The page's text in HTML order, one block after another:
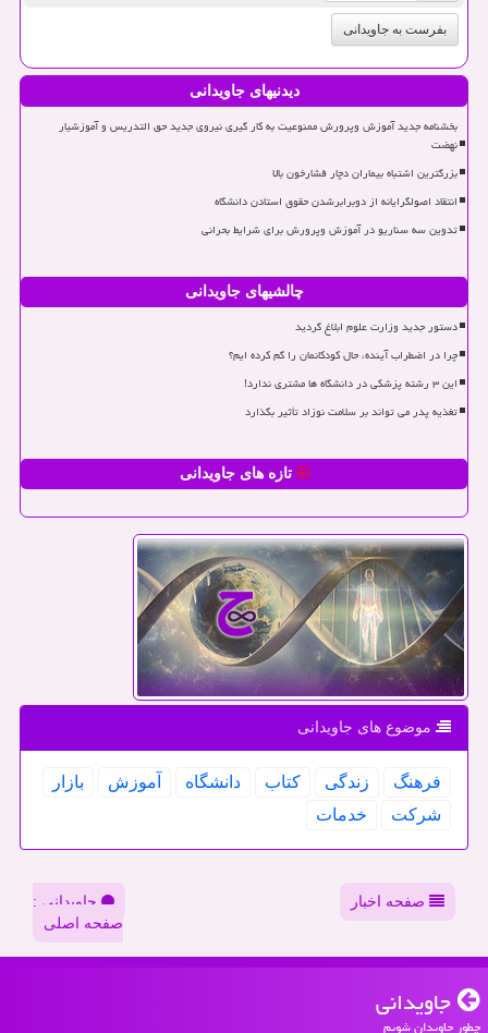
بفرست به جاویدانی
دیدنیهای جاویدانی
بخشنامه جدید آموزش وپرورش ممنوعیت به کار گیری نیروی جدید حق التدریس و آموزشیار
نهضت
بزرگترین اشتباه بیماران دچار فشارخون بالا
انتقاد اصولگرایانه از دوبرابرشدن حقوق استادن دانشگاه
تدوین سه سناریو در آموزش وپرورش برای شرایط بحرانی
چالشیهای جاویدانی
دستور جدید وزارت علوم ابلاغ گردید
چرا در اضطراب آینده، حال کودکانمان را گم کرده ایم؟
این ۳ رشته پزشکی در دانشگاه ها مشتری ندارد!
تغذیه پدر می تواند بر سلامت نوزاد تأثیر بگذارد
تازه های جاویدانی
موضوع های جاویدانی
فرهنگ زندگی كتاب دانشگاه آموزش
بازار
شركت
خدمات
صفحه اخبار
جاویدانی :
صفحه اصلی
جاویدانی
چطور جاویدان شویم